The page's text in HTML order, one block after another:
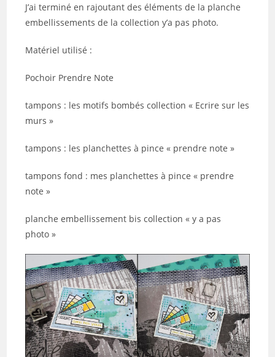
J’ai terminé en rajoutant des éléments de la planche
embellissements de la collection y’a pas photo.
Matériel utilisé :
Pochoir Prendre Note
tampons : les motifs bombés collection « Ecrire sur les
murs »
tampons : les planchettes à pince « prendre note »
tampons fond : mes planchettes à pince « prendre
note »
planche embellissement bis collection « y a pas
photo »